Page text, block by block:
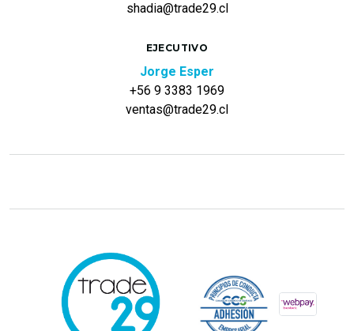
shadia@trade29.cl
EJECUTIVO
Jorge Esper
+56 9 3383 1969
ventas@trade29.cl